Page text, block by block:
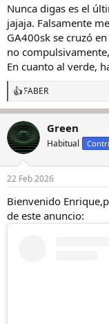
Nunca digas es el
jajaja. Falsamente
GA400sk se cruzó
no
En cuanto al verde,
R
e
a
c
c
i
e
:
FABER
Green
Habitual
22 Feb 2026
Bienvenido
de este anuncio: